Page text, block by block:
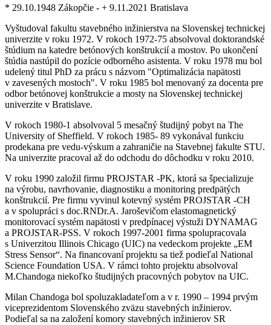
* 29.10.1948 Zákopčie - + 9.11.2021 Bratislava
Vyštudoval fakultu stavebného inžinierstva na Slovenskej technickej
univerzite v roku 1972. V rokoch 1972-75 absolvoval doktorandské
štúdium na katedre betónových konštrukcií a mostov. Po ukončení
štúdia nastúpil do pozície odborného asistenta. V roku 1978 mu bol
udelený titul PhD za prácu s názvom "Optimalizácia napätosti
v zavesených mostoch". V roku 1985 bol menovaný za docenta pre
odbor betónovej konštrukcie a mosty na Slovenskej technickej
univerzite v Bratislave.
V rokoch 1980-1 absolvoval 5 mesačný študijný pobyt na The
University of Sheffield. V rokoch 1985- 89 vykonával funkciu
prodekana pre vedu-výskum a zahraničie na Stavebnej fakulte STU.
Na univerzite pracoval až do odchodu do dôchodku v roku 2010.
V roku 1990 založil firmu PROJSTAR -PK, ktorá sa špecializuje
na výrobu, navrhovanie, diagnostiku a monitoring predpätých
konštrukcií. Pre firmu vyvinul kotevný systém PROJSTAR -CH
a v spolupráci s doc.RNDr.A. Jaroševičom elastomagnetický
monitorovací systém napätosti v predpínacej výstuži DYNAMAG
a PROJSTAR-PSS. V rokoch 1997-2001 firma spolupracovala
s Univerzitou Illinois Chicago (UIC) na vedeckom projekte „EM
Stress Sensor“. Na financovaní projektu sa tiež podieľal National
Science Foundation USA. V rámci tohto projektu absolvoval
M.Chandoga niekoľko študijných pracovných pobytov na UIC.
Milan Chandoga bol spoluzakladateľom a v r. 1990 – 1994 prvým
viceprezidentom Slovenského zväzu stavebných inžinierov.
Podieľal sa na založení komory stavebných inžinierov SR